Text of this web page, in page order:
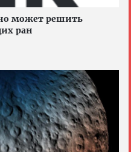
может решить
ран